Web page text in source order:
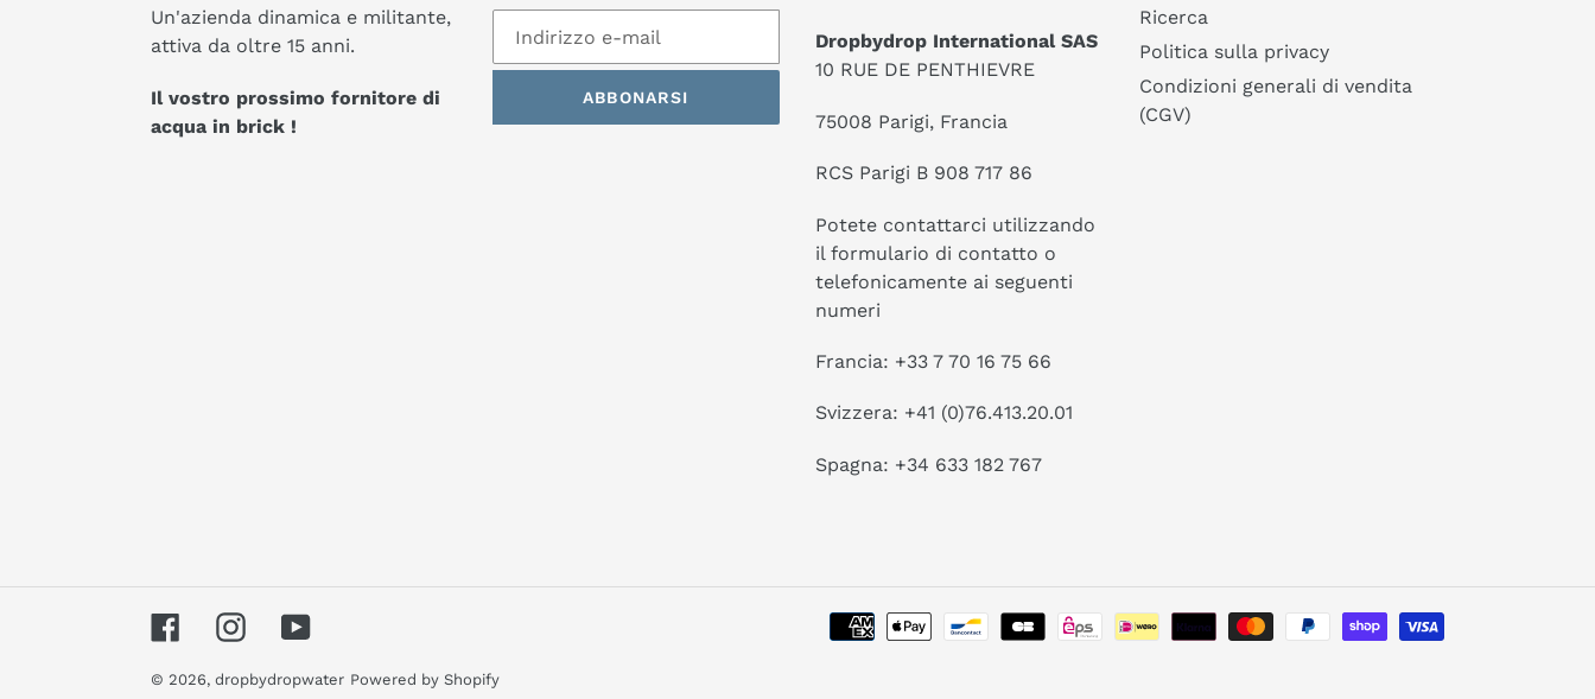
Un'azienda dinamica e militante,
attiva da oltre 15 anni.
Il vostro prossimo fornitore di
acqua in brick !
ABBONARSI
Dropbydrop International SAS
10 RUE DE PENTHIEVRE
75008 Parigi, Francia
RCS Parigi B 908 717 86
Potete contattarci utilizzando
il formulario di contatto o
telefonicamente ai seguenti
numeri
Francia: +33 7 70 16 75 66
Svizzera: +41 (0)76.413.20.01
Spagna: +34 633 182 767
Ricerca
Politica sulla privacy
Condizioni generali di vendita
(CGV)
FacebookInstagramYouTube
Metodi
© 2026, dropbydropwater Powered by Shopify